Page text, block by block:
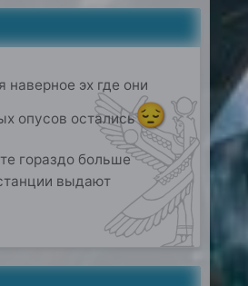
наверное эх где они
опусов остались😔
гораздо больше
выдают